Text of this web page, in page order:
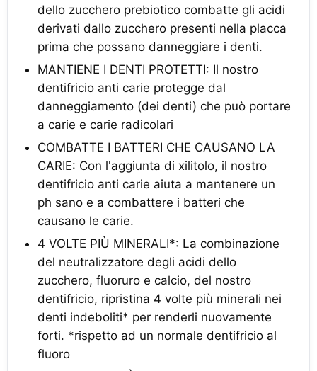
dello zucchero prebiotico combatte gli acidi
derivati dallo zucchero presenti nella placca
prima che possano danneggiare i denti.
MANTIENE I DENTI PROTETTI: Il nostro
dentifricio anti carie protegge dal
danneggiamento (dei denti) che può portare
a carie e carie radicolari
COMBATTE I BATTERI CHE CAUSANO LA
CARIE: Con l'aggiunta di xilitolo, il nostro
dentifricio anti carie aiuta a mantenere un
ph sano e a combattere i batteri che
causano le carie.
4 VOLTE PIÙ MINERALI*: La combinazione
del neutralizzatore degli acidi dello
zucchero, fluoruro e calcio, del nostro
dentifricio, ripristina 4 volte più minerali nei
denti indeboliti* per renderli nuovamente
forti. *rispetto ad un normale dentifricio al
fluoro